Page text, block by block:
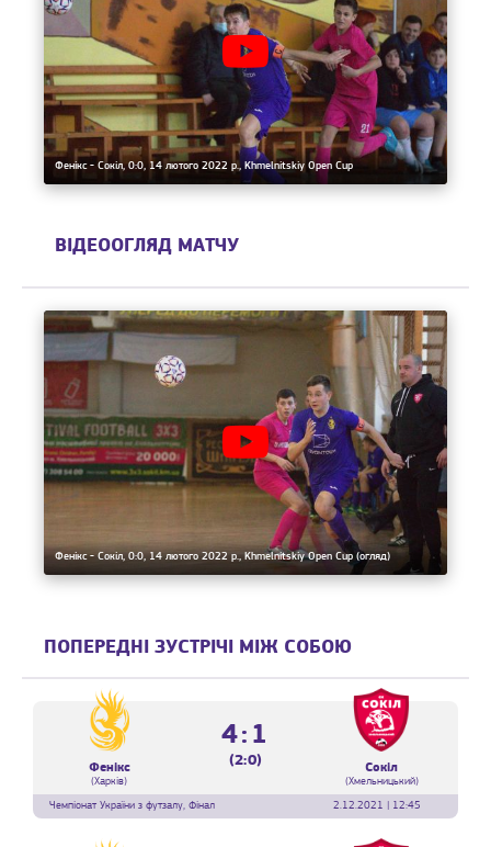
Фенікс - Сокіл, 0:0, 14 лютого 2022 р., Khmelnitskiy Open Cup
ВІДЕООГЛЯД МАТЧУ
Фенікс - Сокіл, 0:0, 14 лютого 2022 р., Khmelnitskiy Open Cup (огляд)
ПОПЕРЕДНІ ЗУСТРІЧІ МІЖ СОБОЮ
Фенікс
(Харків)
4:1
(2:0) Сокіл
(Хмельницький)
Чемпіонат України з футзалу, Фінал
2.12.2021 | 12:45